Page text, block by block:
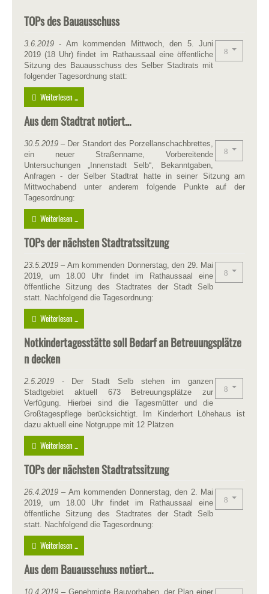
TOPs des Bauausschuss
3.6.2019 - Am kommenden Mittwoch, den 5. Juni
2019 (18 Uhr) findet im Rathaussaal eine öffentliche
Sitzung des Bauausschuss des Selber Stadtrats mit
folgender Tagesordnung statt:
Weiterlesen ...
Aus dem Stadtrat notiert…
30.5.2019 – Der Standort des Porzellanschachbrettes,
ein neuer Straßenname, Vorbereitende
Untersuchungen „Innenstadt Selb“, Bekanntgaben,
Anfragen - der Selber Stadtrat hatte in seiner Sitzung am
Mittwochabend unter anderem folgende Punkte auf der
Tagesordnung:
Weiterlesen ...
TOPs der nächsten Stadtratssitzung
23.5.2019 – Am kommenden Donnerstag, den 29. Mai
2019, um 18.00 Uhr findet im Rathaussaal eine
öffentliche Sitzung des Stadtrates der Stadt Selb
statt. Nachfolgend die Tagesordnung:
Weiterlesen ...
Notkindertagesstätte soll Bedarf an Betreuungsplätze
n decken
2.5.2019 - Der Stadt Selb stehen im ganzen
Stadtgebiet aktuell 673 Betreuungsplätze zur
Verfügung. Hierbei sind die Tagesmütter und die
Großtagespflege berücksichtigt. Im Kinderhort Löhehaus ist
dazu aktuell eine Notgruppe mit 12 Plätzen
Weiterlesen ...
TOPs der nächsten Stadtratssitzung
26.4.2019 – Am kommenden Donnerstag, den 2. Mai
2019, um 18.00 Uhr findet im Rathaussaal eine
öffentliche Sitzung des Stadtrates der Stadt Selb
statt. Nachfolgend die Tagesordnung:
Weiterlesen ...
Aus dem Bauausschuss notiert…
10.4.2019 – Genehmigte Bauvorhaben, der Plan einer